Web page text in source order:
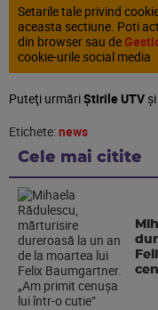
Setarile tale privind
aceasta sectiune. Poti
din browser sau de
cookie-urile social media
Puteţi urmăriȘtirile UTV
Etichete:news
Cele mai citite